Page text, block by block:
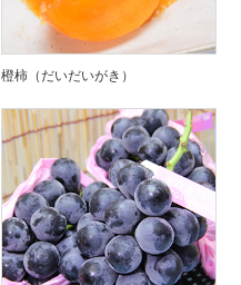
橙柿（だいだいがき）